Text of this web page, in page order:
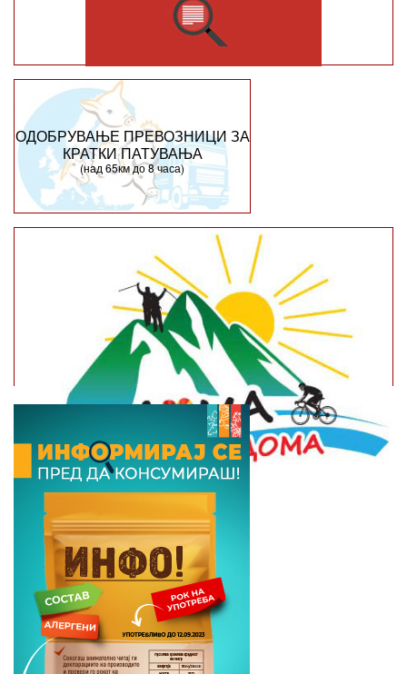
ОДОБРУВАЊЕ ПРЕВОЗНИЦИ ЗА
КРАТКИ ПАТУВАЊА
(над 65км до 8 часа)